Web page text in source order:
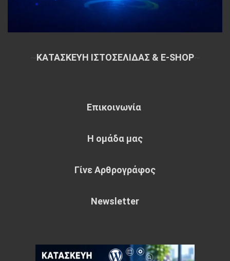
ΚΑΤΑΣΚΕΥΗ ΙΣΤΟΣΕΛΙΔΑΣ & E-SHOP~
Επικοινωνία
Η ομάδα μας
Γίνε Αρθρογράφος
Newsletter